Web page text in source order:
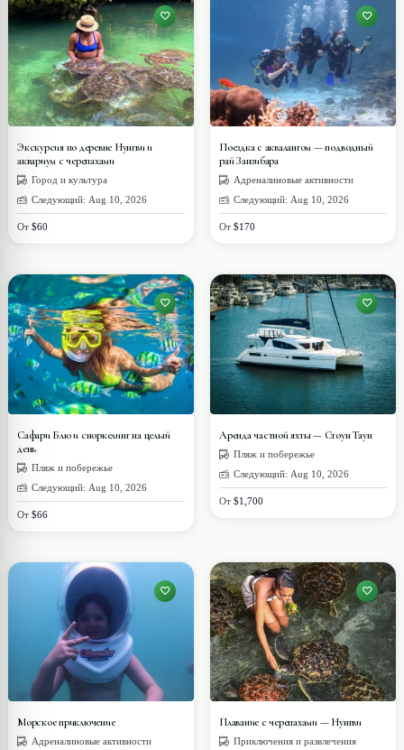
Экскурсия по деревне Нунгви и
аквариум с черепахами
Город и культура
Следующий: Aug 10, 2026
От $60
Поездка с аквалангом — подводный
рай Занзибара
Адреналиновые активности
Следующий: Aug 10, 2026
От $170
Сафари Блю и сноркелинг на целый
день
Пляж и побережье
Следующий: Aug 10, 2026
От $66
Аренда частной яхты — Стоун Таун
Пляж и побережье
Следующий: Aug 10, 2026
От $1,700
Морское приключение
Адреналиновые активности
Плавание с черепахами — Нунгви
Приключения и развлечения